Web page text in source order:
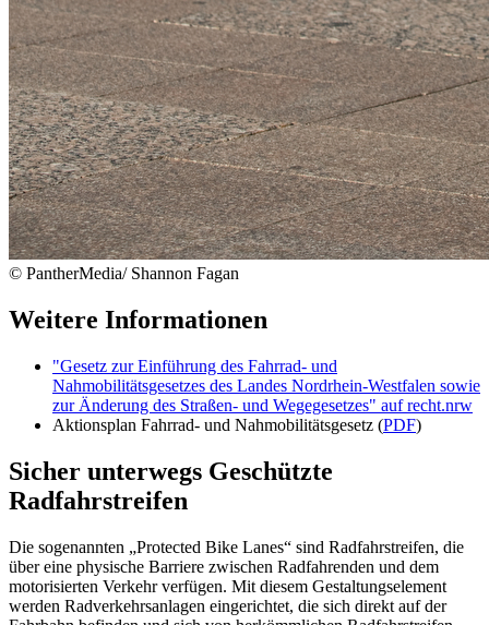
© PantherMedia/ Shannon Fagan
Weitere Informationen
"Gesetz zur Einführung des Fahrrad- und
Nahmobilitätsgesetzes des Landes Nordrhein-Westfalen sowie
zur Änderung des Straßen- und Wegegesetzes" auf recht.nrw
Aktionsplan Fahrrad- und Nahmobilitätsgesetz (PDF)
Sicher unterwegs Geschützte
Radfahrstreifen
Die sogenannten „Protected Bike Lanes“ sind Radfahrstreifen, die
über eine physische Barriere zwischen Radfahrenden und dem
motorisierten Verkehr verfügen. Mit diesem Gestaltungselement
werden Radverkehrsanlagen eingerichtet, die sich direkt auf der